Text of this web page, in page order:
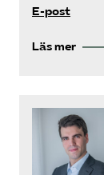
E-post
Läs mer